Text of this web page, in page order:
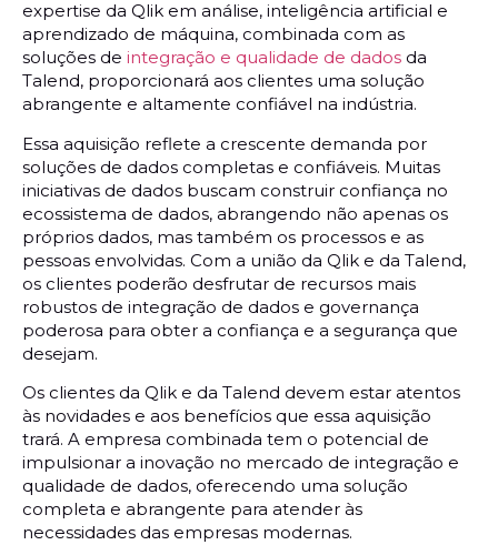
expertise da Qlik em análise, inteligência artificial e
aprendizado de máquina, combinada com as
soluções de integração e qualidade de dados da
Talend, proporcionará aos clientes uma solução
abrangente e altamente confiável na indústria.
Essa aquisição reflete a crescente demanda por
soluções de dados completas e confiáveis. Muitas
iniciativas de dados buscam construir confiança no
ecossistema de dados, abrangendo não apenas os
próprios dados, mas também os processos e as
pessoas envolvidas. Com a união da Qlik e da Talend,
os clientes poderão desfrutar de recursos mais
robustos de integração de dados e governança
poderosa para obter a confiança e a segurança que
desejam.
Os clientes da Qlik e da Talend devem estar atentos
às novidades e aos benefícios que essa aquisição
trará. A empresa combinada tem o potencial de
impulsionar a inovação no mercado de integração e
qualidade de dados, oferecendo uma solução
completa e abrangente para atender às
necessidades das empresas modernas.